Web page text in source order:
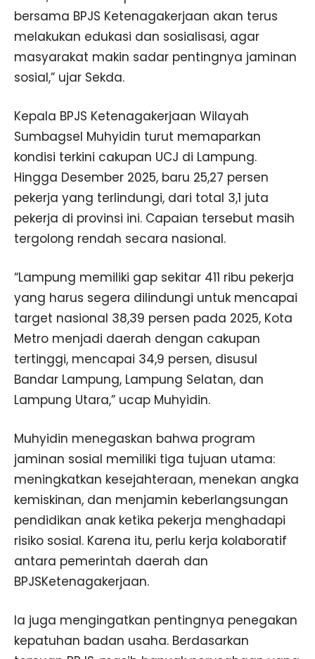
bersama BPJS Ketenagakerjaan akan terus
melakukan edukasi dan sosialisasi, agar
masyarakat makin sadar pentingnya jaminan
sosial,” ujar Sekda.
Kepala BPJS Ketenagakerjaan Wilayah
Sumbagsel Muhyidin turut memaparkan
kondisi terkini cakupan UCJ di Lampung.
Hingga Desember 2025, baru 25,27 persen
pekerja yang terlindungi, dari total 3,1 juta
pekerja di provinsi ini. Capaian tersebut masih
tergolong rendah secara nasional.
“Lampung memiliki gap sekitar 411 ribu pekerja
yang harus segera dilindungi untuk mencapai
target nasional 38,39 persen pada 2025, Kota
Metro menjadi daerah dengan cakupan
tertinggi, mencapai 34,9 persen, disusul
Bandar Lampung, Lampung Selatan, dan
Lampung Utara,” ucap Muhyidin.
Muhyidin menegaskan bahwa program
jaminan sosial memiliki tiga tujuan utama:
meningkatkan kesejahteraan, menekan angka
kemiskinan, dan menjamin keberlangsungan
pendidikan anak ketika pekerja menghadapi
risiko sosial. Karena itu, perlu kerja kolaboratif
antara pemerintah daerah dan
BPJSKetenagakerjaan.
Ia juga mengingatkan pentingnya penegakan
kepatuhan badan usaha. Berdasarkan